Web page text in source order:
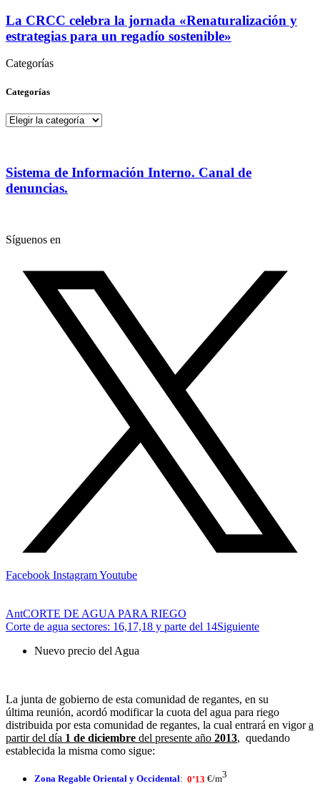
La CRCC celebra la jornada «Renaturalización y
estrategias para un regadío sostenible»
Categorías
Categorías
Categorías
Sistema de Información Interno. Canal de
denuncias.
Síguenos en
Facebook InstagramYoutube
AntCORTE DE AGUA PARA RIEGO
Corte de agua sectores: 16,17,18 y parte del 14Siguiente
Nuevo precio del Agua
La junta de gobierno de esta comunidad de regantes, en su
última reunión, acordó modificar la cuota del agua para riego
distribuida por esta comunidad de regantes, la cual entrará en vigora
partir del día 1 de diciembre del presente año 2013, quedando
establecida la misma como sigue:
Zona Regable Oriental y Occidental: 0’13 €/m3